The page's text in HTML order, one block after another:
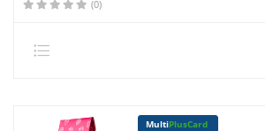
(0)
MultiPlusCard